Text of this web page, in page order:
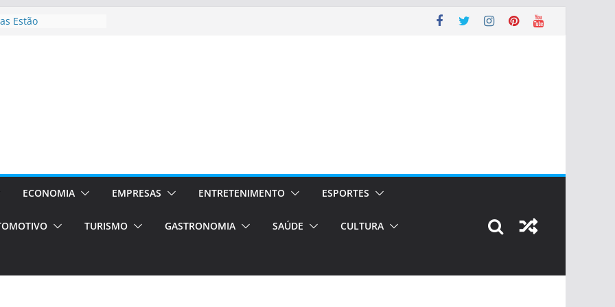
Estão
em Porto
de transfer,
de alto padrão
bolsas –
para o segundo
únicas e
de volta!
ECONOMIA EMPRESAS ENTRETENIMENTO ESPORTES
TURISMO GASTRONOMIA SAÚDE CULTURA